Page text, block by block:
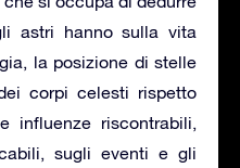
astri hanno sulla vita
la posizione di stelle
corpi celesti rispetto
influenze riscontrabili,
sugli eventi e gli